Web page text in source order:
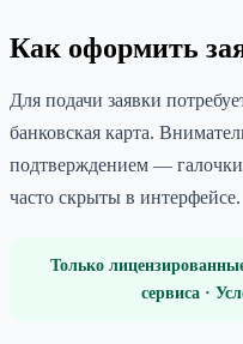
Как оформить
Для подачи заявки
банковская карта.
подтверждением — галочки
часто скрыты в интерфейсе.
Только
сервиса ·